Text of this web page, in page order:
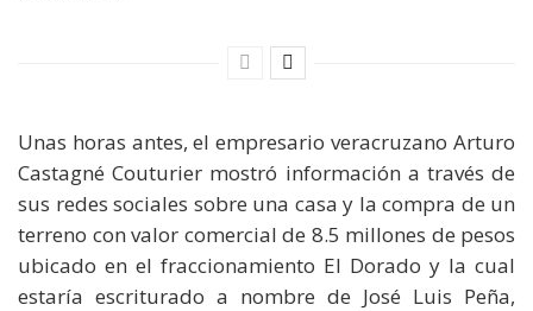
Unas horas antes, el empresario veracruzano Arturo
Castagné Couturier mostró información a través de
sus redes sociales sobre una casa y la compra de un
terreno con valor comercial de 8.5 millones de pesos
ubicado en el fraccionamiento El Dorado y la cual
estaría escriturado a nombre de José Luis Peña,